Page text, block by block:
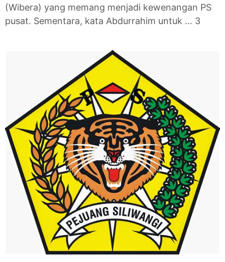
(Wibera) yang memang menjadi kewenangan PS
pusat. Sementara, kata Abdurrahim untuk … 3